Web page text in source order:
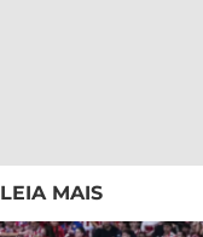
LEIA MAIS